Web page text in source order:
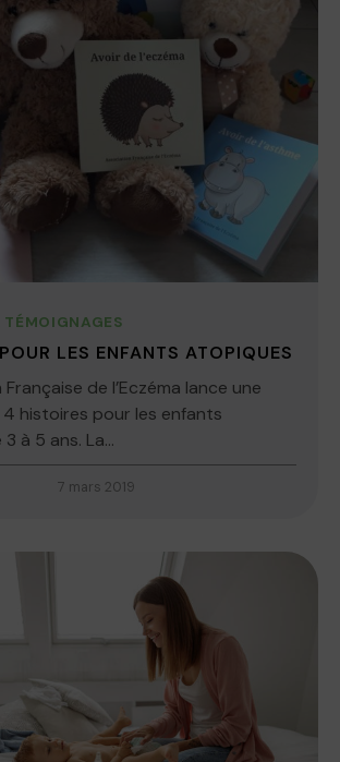
TÉMOIGNAGES
LES ENFANTS ATOPIQUES
Française de l’Eczéma lance une
histoires pour les enfants
à 5 ans. La...
7 mars 2019